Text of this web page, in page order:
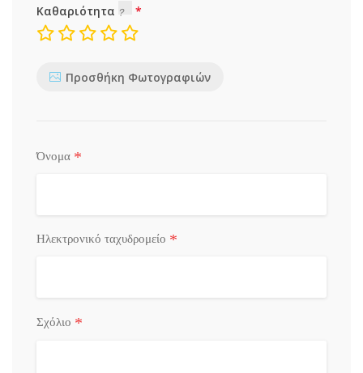
Καθαριότητα
Προσθήκη Φωτογραφιών
Όνομα *
Ηλεκτρονικό ταχυδρομείο *
Σχόλιο *